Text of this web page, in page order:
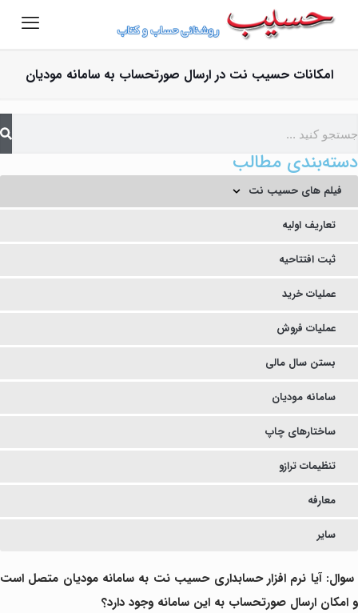
امکانات حسیب نت در ارسال صورتحساب به سامانه مودیان
دسته‌بندی مطالب
فیلم های حسیب نت
تعاریف اولیه
ثبت افتتاحیه
عملیات خرید
عملیات فروش
بستن سال مالی
سامانه مودیان
ساختارهای چاپ
تنظیمات ترازو
معارفه
سایر
سوال: آیا نرم افزار حسابداری حسیب نت به سامانه مودیان متصل است
و امکان ارسال صورتحساب به این سامانه وجود دارد؟